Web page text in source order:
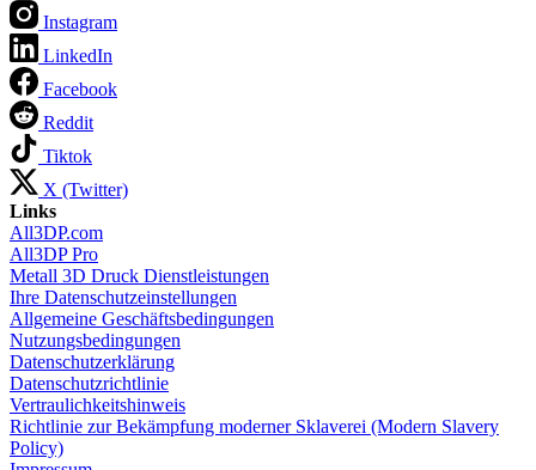
Instagram
LinkedIn
Facebook
Reddit
Tiktok
X (Twitter)
Links
All3DP.com
All3DP Pro
Metall 3D Druck Dienstleistungen
Ihre Datenschutzeinstellungen
Allgemeine Geschäftsbedingungen
Nutzungsbedingungen
Datenschutzerklärung
Datenschutzrichtlinie
Vertraulichkeitshinweis
Richtlinie zur Bekämpfung moderner Sklaverei (Modern Slavery
Policy)